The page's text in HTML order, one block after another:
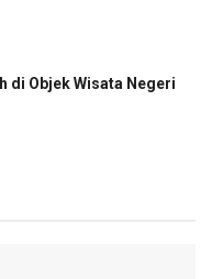
di Objek Wisata Negeri